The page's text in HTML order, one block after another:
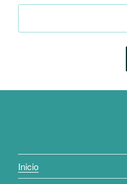
Inicio